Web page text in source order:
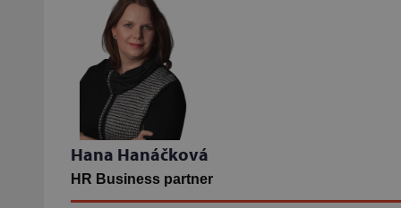
Hana Hanáčková
HR Business partner